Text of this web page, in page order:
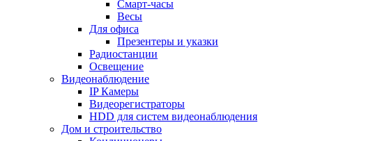
Смарт-часы
Весы
Для офиса
Презентеры и указки
Радиостанции
Освещение
Видеонаблюдение
IP Камеры
Видеорегистраторы
HDD для систем видеонаблюдения
Дом и строительство